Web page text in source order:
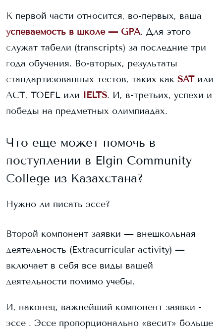
К первой части относится, во-первых, ваша
успеваемость в школе — GPA. Для этого
служат табели (transcripts) за последние три
года обучения. Во-вторых, результаты
стандартизованных тестов, таких как SAT или
ACT, TOEFL или IELTS. И, в-третьих, успехи и
победы на предметных олимпиадах.
Что еще может помочь в
поступлении в Elgin Community
College из Казахстана?
Нужно ли писать эссе?
Второй компонент заявки — внешкольная
деятельность (Extracurricular activity) —
включает в себя все виды вашей
деятельности помимо учебы.
И, наконец, важнейший компонент заявки -
эссе . Эссе пропорционально «весит» больше